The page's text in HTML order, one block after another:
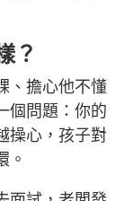
？
、擔心他不懂
個問題：你的
操心，孩子對
。